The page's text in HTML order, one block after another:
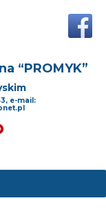
“PROMYK”
e-mail: